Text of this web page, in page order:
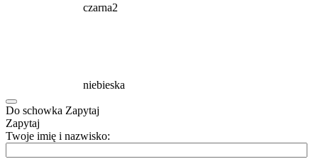
czarna2
niebieska
Do schowka Zapytaj
Zapytaj
Twoje imię i nazwisko: